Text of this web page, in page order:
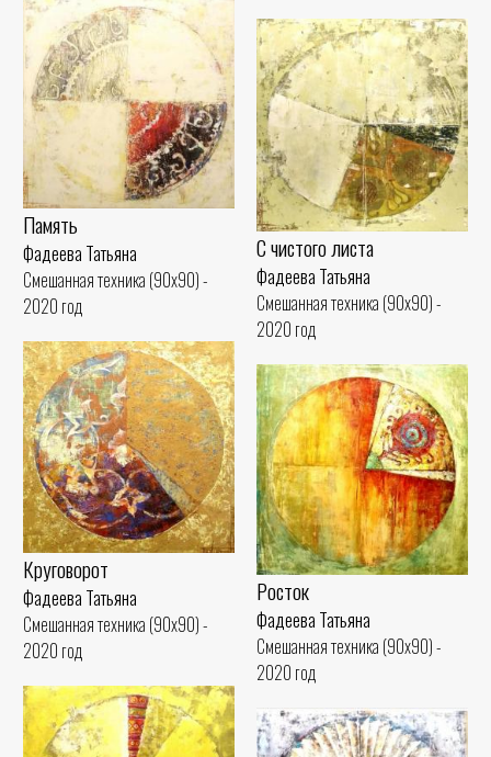
Память
Фадеева Татьяна
Смешанная техника (90x90) -
2020 год
С чистого листа
Фадеева Татьяна
Смешанная техника (90x90) -
2020 год
Круговорот
Фадеева Татьяна
Смешанная техника (90x90) -
2020 год
Росток
Фадеева Татьяна
Смешанная техника (90x90) -
2020 год